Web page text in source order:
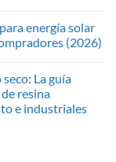
energía solar
(2026)
La guía
resina
e industriales